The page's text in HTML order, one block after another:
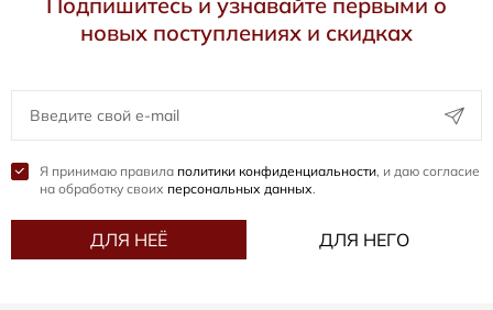
новых поступлениях и скидках
Я принимаю правила политики конфиденциальности, и даю согласие
на обработку своих персональных данных.
ДЛЯ НЕЁ ДЛЯ НЕГО